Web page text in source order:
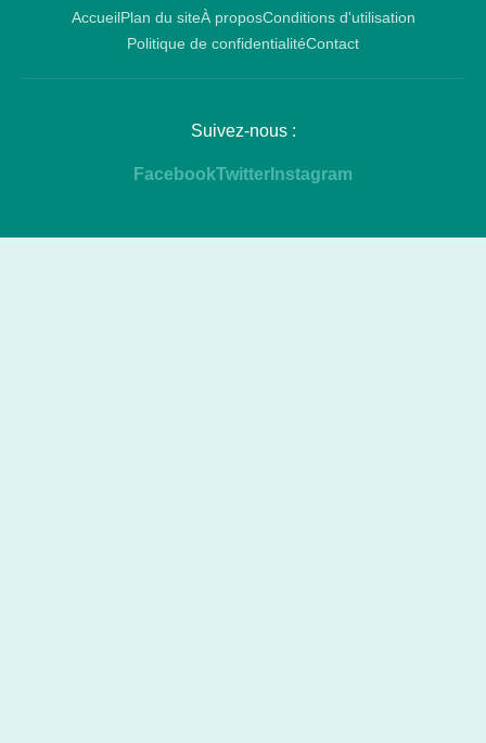
AccueilPlan du siteÀ proposConditions d'utilisation
Politique de confidentialitéContact
Suivez-nous :
FacebookTwitter Instagram